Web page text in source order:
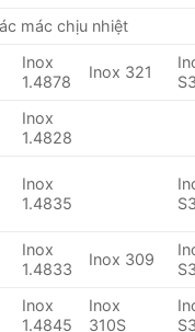
mác chịu nhiệt
Inox
1.4878
Inox 321
Inox
1.4828
Inox
1.4835
Inox
1.4833
Inox 309
Inox
1.4845
Inox
310S